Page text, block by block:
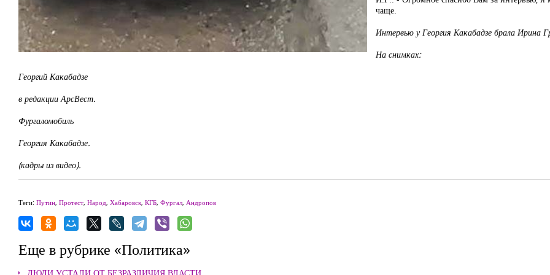
чаще.
Интервью у Георгия Какабадзе брала Ирина
На снимках:
Георгий Какабадзе
в редакции АрсВест.
Фургаломобиль
Георгия Какабадзе.
(кадры из видео).
Теги: Путин, Протест, Народ, Хабаровск, КГБ, Фургал, Андропов
Еще в рубрике «Политика»